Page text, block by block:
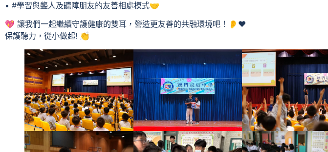
• #學習與聾人及聽障朋友的友善相處模式🤝
💖 讓我們一起繼續守護健康的雙耳，營造更友善的共融環境吧！👂❤️
保護聽力，從小做起! 👏